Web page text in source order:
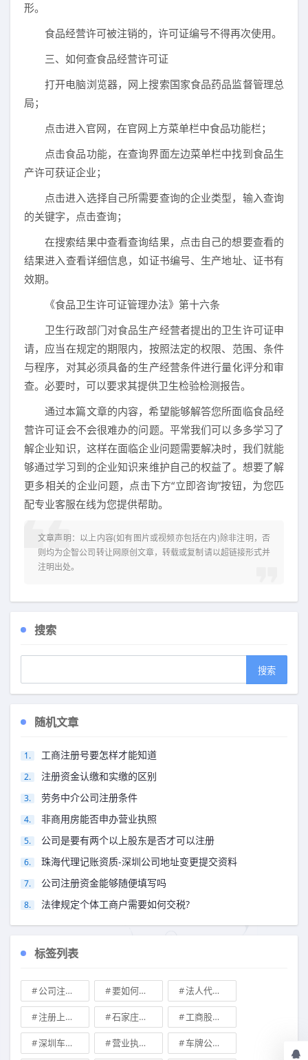
形。
食品经营许可被注销的，许可证编号不得再次使用。
三、如何查食品经营许可证
打开电脑浏览器，网上搜索国家食品药品监督管理总
局；
点击进入官网，在官网上方菜单栏中食品功能栏；
点击食品功能，在查询界面左边菜单栏中找到食品生
产许可获证企业；
点击进入选择自己所需要查询的企业类型，输入查询
的关键字，点击查询；
在搜索结果中查看查询结果，点击自己的想要查看的
结果进入查看详细信息，如证书编号、生产地址、证书有
效期。
《食品卫生许可证管理办法》第十六条
卫生行政部门对食品生产经营者提出的卫生许可证申
请，应当在规定的期限内，按照法定的权限、范围、条件
与程序，对其必须具备的生产经营条件进行量化评分和审
查。必要时，可以要求其提供卫生检验检测报告。
通过本篇文章的内容，希望能够解答您所面临食品经
营许可证会不会很难办的问题。平常我们可以多多学习了
解企业知识，这样在面临企业问题需要解决时，我们就能
够通过学习到的企业知识来维护自己的权益了。想要了解
更多相关的企业问题，点击下方“立即咨询”按钮，为您匹
配专业客服在线为您提供帮助。
文章声明：以上内容(如有图片或视频亦包括在内)除非注明，否
则均为企智公司转让网原创文章，转载或复制请以超链接形式并
注明出处。
搜索
随机文章
工商注册号要怎样才能知道
注册资金认缴和实缴的区别
劳务中介公司注册条件
非商用房能否申办营业执照
公司是要有两个以上股东是否才可以注册
珠海代理记账资质-深圳公司地址变更提交资料
公司注册资金能够随便填写吗
法律规定个体工商户需要如何交税?
标签列表
公司注册地址可不可以改 要如何注册成立家族公司 法人代表变更\
注册上海公司 石家庄典当行转让 工商股权转让
深圳车牌可以转让吗？ 营业执照也能卖钱么 车牌公司转让，北京带车牌公司转让\